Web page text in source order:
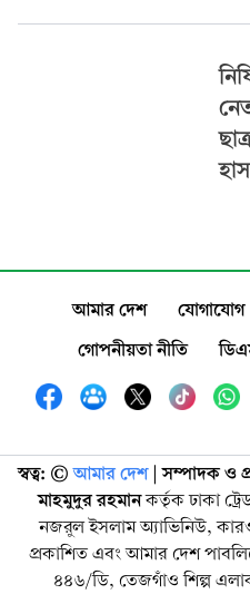
আমার দেশ যোগাযোগ
গোপনীয়তা নীতি
স্বত্ব: ©️ আমার দেশ| সম্পাদক ও
মাহমুদুর রহমানকর্তৃক ঢাকা
নজরুল ইসলাম অ্যাভিনিউ,
প্রকাশিত এবং আমার দেশ
৪৪৬/ডি, তেজগাঁও শিল্প